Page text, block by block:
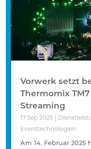
Vorwerk setzt
Thermomix
Streaming
17 Sep 2025 |
Eventtechnologien
Am 14. Februar 2025